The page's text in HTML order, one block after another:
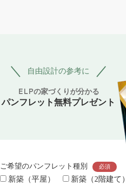
自由設計の参考に
ELPの家づくりが分かる
パンフレット無料プレゼント
ご希望のパンフレット種別 必須
新築（平屋） 新築（2階建て）